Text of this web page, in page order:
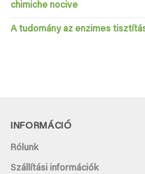
chimiche nocive
A tudomány az enzimes
INFORMÁCIÓ
Rólunk
Szállítási információk